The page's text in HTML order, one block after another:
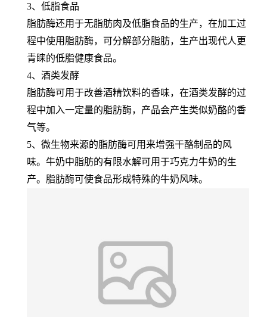
3、低脂食品
脂肪酶还用于无脂肪肉及低脂食品的生产，在加工过
程中使用脂肪酶，可分解部分脂肪，生产出现代人更
青睐的低脂健康食品。
4、酒类发酵
脂肪酶可用于改善酒精饮料的香味，在酒类发酵的过
程中加入一定量的脂肪酶，产品会产生类似奶酪的香
气等。
5、微生物来源的脂肪酶可用来增强干酪制品的风
味。牛奶中脂肪的有限水解可用于巧克力牛奶的生
产。脂肪酶可使食品形成特殊的牛奶风味。